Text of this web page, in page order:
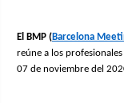
El BMP (Barcelona
reúne a los
07 de noviembre del